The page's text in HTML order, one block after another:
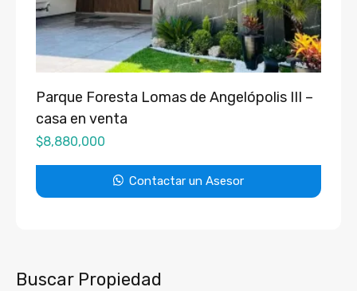
Parque Foresta Lomas de Angelópolis III –
casa en venta
$8,880,000
Contactar un Asesor
Buscar Propiedad